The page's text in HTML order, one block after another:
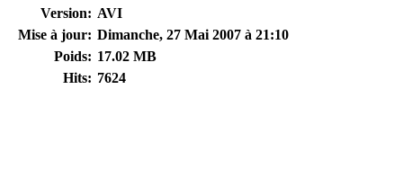
Version: AVI
Mise à jour: Dimanche, 27 Mai 2007 à 21:10
Poids: 17.02 MB
Hits: 7624